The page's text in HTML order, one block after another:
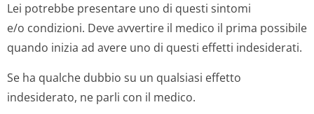
Lei potrebbe presentare uno di questi sintomi
e/o condizioni. Deve avvertire il medico il prima possibile
quando inizia ad avere uno di questi effetti indesiderati.
Se ha qualche dubbio su un qualsiasi effetto
indesiderato, ne parli con il medico.